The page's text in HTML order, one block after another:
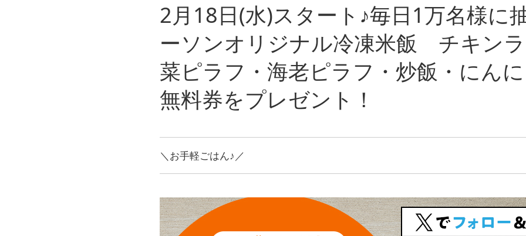
2月18日(水)スタート♪毎日1万名様に
ーソンオリジナル冷凍米飯 チキン
菜ピラフ・海老ピラフ・炒飯・にんに
無料券をプレゼント！
＼お手軽ごはん♪／